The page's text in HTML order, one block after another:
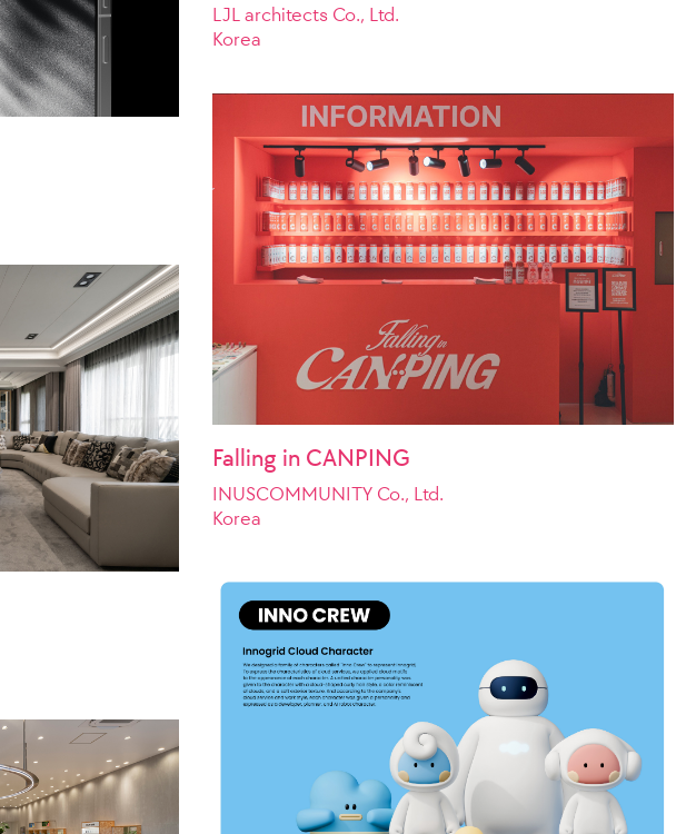
LJL architects Co., Ltd.
Korea
Falling in CANPING
INUSCOMMUNITY Co., Ltd.
Korea